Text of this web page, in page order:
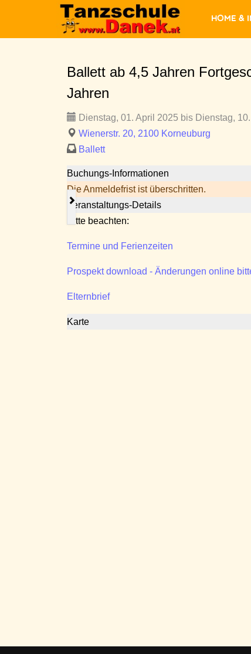
Home &
Ballett ab 4,5 Jahren
Jahren
Dienstag, 01. April 2025 bis Dienstag,
Wienerstr. 20, 2100 Korneuburg
Ballett
Buchungs-Informationen
Die Anmeldefrist ist überschritten.
Veranstaltungs-Details
Bitte beachten:
Termine und Ferienzeiten
Prospekt download - Änderungen online
Elternbrief
Karte